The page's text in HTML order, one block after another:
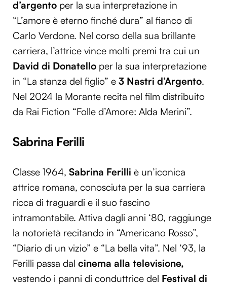
d’argento per la sua interpretazione in
“L’amore è eterno finché dura” al fianco di
Carlo Verdone. Nel corso della sua brillante
carriera, l’attrice vince molti premi tra cui un
David di Donatello per la sua interpretazione
in “La stanza del figlio” e 3 Nastri d’Argento.
Nel 2024 la Morante recita nel film distribuito
da Rai Fiction “Folle d’Amore: Alda Merini”.
Sabrina Ferilli
Classe 1964, Sabrina Ferilli è un’iconica
attrice romana, conosciuta per la sua carriera
ricca di traguardi e il suo fascino
intramontabile. Attiva dagli anni ‘80, raggiunge
la notorietà recitando in “Americano Rosso”,
“Diario di un vizio” e “La bella vita”. Nel ‘93, la
Ferilli passa dal cinema alla televisione,
vestendo i panni di conduttrice del Festival di